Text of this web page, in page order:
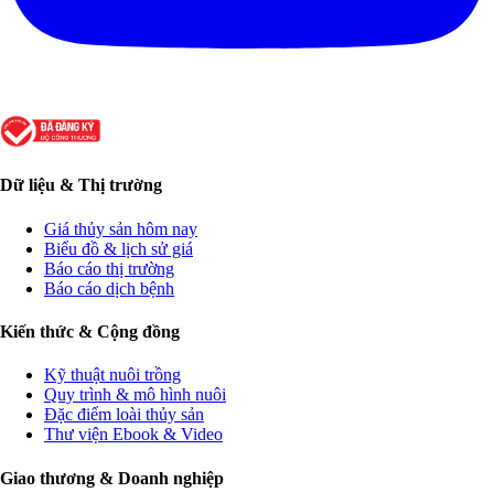
Dữ liệu & Thị trường
Giá thủy sản hôm nay
Biểu đồ & lịch sử giá
Báo cáo thị trường
Báo cáo dịch bệnh
Kiến thức & Cộng đồng
Kỹ thuật nuôi trồng
Quy trình & mô hình nuôi
Đặc điểm loài thủy sản
Thư viện Ebook & Video
Giao thương & Doanh nghiệp